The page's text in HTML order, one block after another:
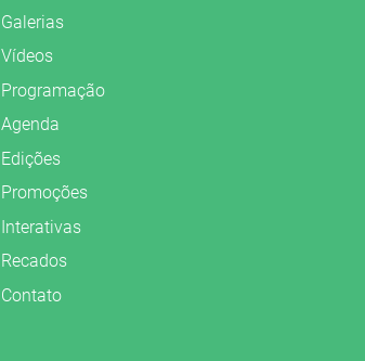
Galerias
Vídeos
Programação
Agenda
Edições
Promoções
Interativas
Recados
Contato